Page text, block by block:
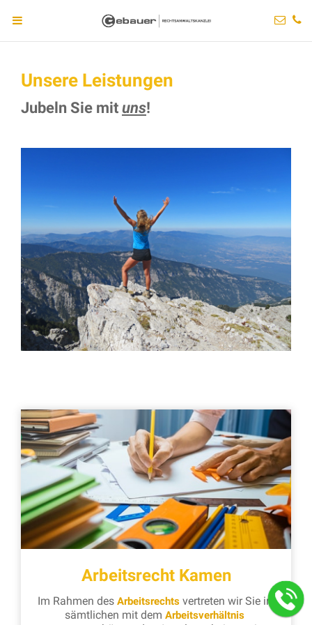
Unsere Leistungen
Jubeln Sie mit uns!
Arbeitsrecht Kamen
Im Rahmen des Arbeitsrechtsvertreten wir Sie in
sämtlichen mit demArbeitsverhältnis